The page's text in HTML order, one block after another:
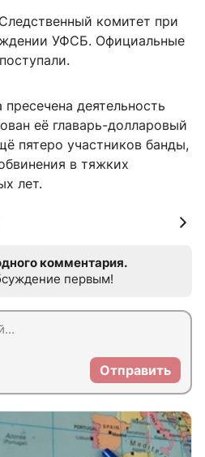
комитет при
УФСБ. Официальные
деятельность
её главарь-долларовый
пятеро участников банды,
в тяжких
лет.
комментария.
первым!
Отправить